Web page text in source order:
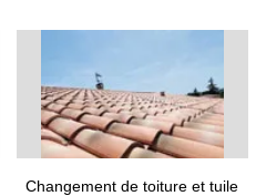
Changement de toiture et tuile